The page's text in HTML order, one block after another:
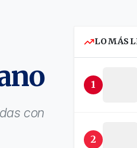
con
LO MÁS
1
2